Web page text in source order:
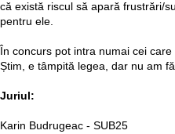
că există riscul să apară frustrări/
pentru ele.
În concurs pot intra numai cei
Știm, e tâmpită legea, dar nu am
Juriul:
Karin Budrugeac - SUB25